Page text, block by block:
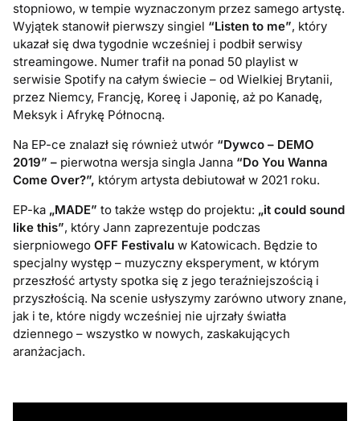
stopniowo, w tempie wyznaczonym przez samego artystę.
Wyjątek stanowił pierwszy singiel “Listen to me”, który
ukazał się dwa tygodnie wcześniej i podbił serwisy
streamingowe. Numer trafił na ponad 50 playlist w
serwisie Spotify na całym świecie – od Wielkiej Brytanii,
przez Niemcy, Francję, Koreę i Japonię, aż po Kanadę,
Meksyk i Afrykę Północną.
Na EP-ce znalazł się również utwór “Dywco – DEMO
2019” – pierwotna wersja singla Janna “Do You Wanna
Come Over?”, którym artysta debiutował w 2021 roku.
EP-ka „MADE” to także wstęp do projektu: „it could sound
like this”, który Jann zaprezentuje podczas
sierpniowegoOFF Festivalu w Katowicach. Będzie to
specjalny występ – muzyczny eksperyment, w którym
przeszłość artysty spotka się z jego teraźniejszością i
przyszłością. Na scenie usłyszymy zarówno utwory znane,
jak i te, które nigdy wcześniej nie ujrzały światła
dziennego – wszystko w nowych, zaskakujących
aranżacjach.